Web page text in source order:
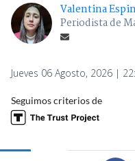
Valentina
Periodista de
Jueves 06 Agosto, 2026 |
Seguimos criterios de